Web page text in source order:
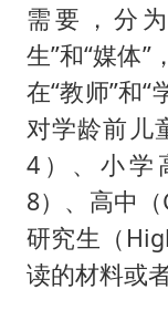
需要，分
生”和“媒体
在“教师”和“
对学龄前儿
4）、小学
8）、高中
研究生（
读的材料或